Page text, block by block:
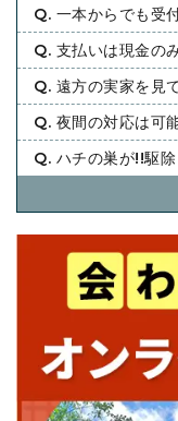
Q. 一本からでも受
Q. 支払いは現金の
Q. 遠方の実家を見
Q. 夜間の対応は可
Q. ハチの巣が!!駆